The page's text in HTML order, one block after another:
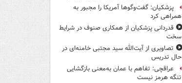
پزشکیان: گفت‌وگوها آمریکا را مجبور به
همراهی کرد
قدردانی پزشکیان از همکاری صنوف در شرایط
سخت
تصاویری از آیت‌الله سید مجتبی خامنه‌ای در
حال تدریس
عراقچی: تفاهم با عمان به‌معنی بازگشایی
تنگه هرمز نیست